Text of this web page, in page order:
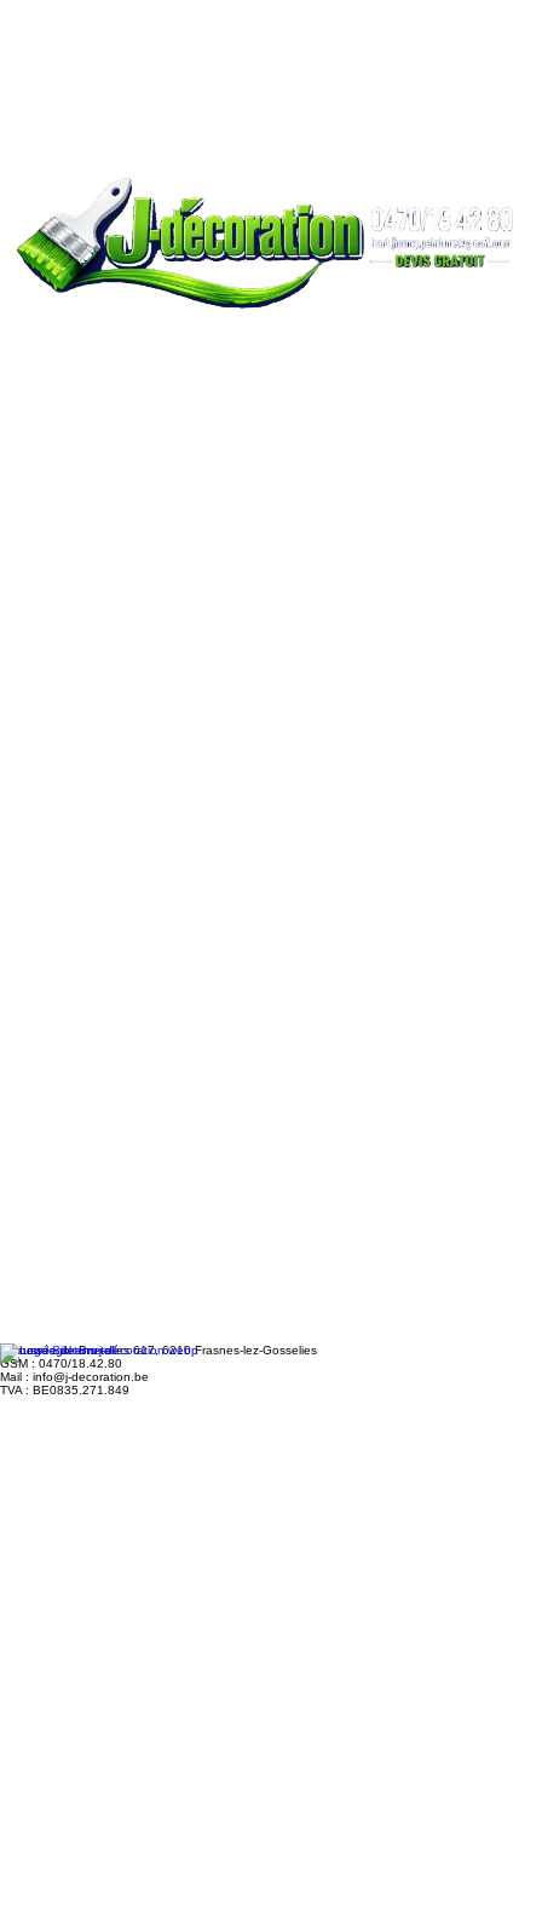
Chaussée de Bruxelles 617, 6210 Frasnes-lez-Gosselies